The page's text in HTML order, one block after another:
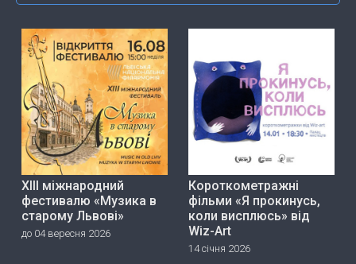
ХІІІ міжнародний
фестивалю «Музика в
старому Львові»
до 04 вересня 2026
Короткометражні
фільми «Я прокинусь,
коли висплюсь» від
Wiz-Art
14 січня 2026